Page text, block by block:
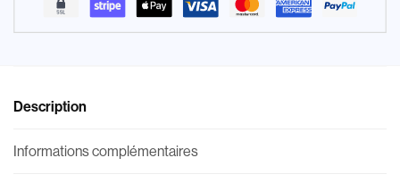
Description
Informations complémentaires